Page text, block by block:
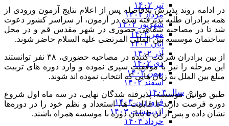
تیر ۱۴۰۲
مرداد ۱۴۰۲
شهریور ۱۴۰۲
مهر ۱۴۰۲
آبان ۱۴۰۲
آذر ۱۴۰۲
دی ۱۴۰۲
بهمن ۱۴۰۲
اسفند ۱۴۰۲
سال ۱۴۰۳
فروردین ۱۴۰۳
اردیبهشت ۱۴۰۳
خرداد ۱۴۰۳
در ادامه روند پذیرش بلافاصله پس از اعلام نتایج آزمون ورودی از
همه برادران طلبه پذیرفته شده در آزمون، از سراسر کشور دعوت
شد تا در مصاحبه شفاهی حضوری در شهر مقدس قم و در محل
ساختمان موسسه بین المللی المرتضی علیه السلام حاضر شوند.
از بین برادران شرکت کننده در مصاحبه حضوری، ۳۸ نفر توانستند
این مرحله را نیز با موفقیت سپری نموده و وارد دوره های تربیت
مبلغ بین الملل به زبان هایی که انتخاب نموده اند شوند.
طبق قوانین موسسه، پذیرفته شدگان نهایی، در سه ماه اول شروع
دوره فرصت دارند تا قابلیت ها، استعداد و نظم خود را در دوره‌ها
نشان داده و پس از آن تا پایان دوره با موسسه همراه باشند.